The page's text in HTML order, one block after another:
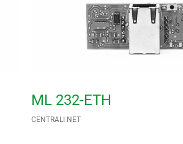
ML 232-ETH
CENTRALI NET